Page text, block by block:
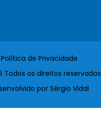
Política de Privacidade
Todos os direitos reservados
por Sérgio Vidal